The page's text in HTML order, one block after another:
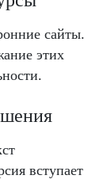
сайты.
этих
вступает